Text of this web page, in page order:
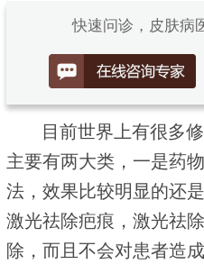
快速问诊，皮肤病
目前世界上有很多
主要有两大类，一是药
法，效果比较明显的还
激光祛除疤痕，激光祛
除，而且不会对患者造成